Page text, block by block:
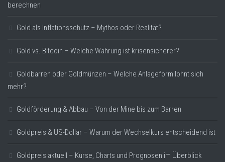
berechnen
Gold als Inflationsschutz – Mythos oder Realität?
Gold vs. Bitcoin – Welche Währung ist krisensicherer?
Goldbarren oder Goldmünzen – Welche Anlageform lohnt sich
mehr?
Goldförderung & Abbau – Von der Mine bis zum Barren
Goldpreis & US-Dollar – Warum der Wechselkurs entscheidend ist
Goldpreis aktuell – Kurse, Charts und Prognosen im Überblick